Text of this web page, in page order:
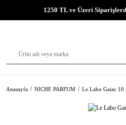
1250 TL ve Üzeri
Anasayfa NICHE PARFUM Le Labo Gaiac 10